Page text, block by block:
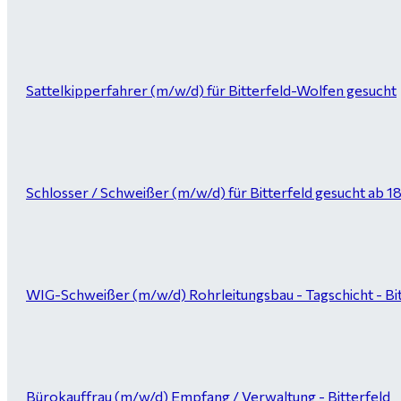
Sattelkipperfahrer (m/w/d) für Bitterfeld-Wolfen gesucht
Schlosser / Schweißer (m/w/d) für Bitterfeld gesucht ab
WIG-Schweißer (m/w/d) Rohrleitungsbau - Tagschicht -
Bürokauffrau (m/w/d) Empfang / Verwaltung - Bitterfeld